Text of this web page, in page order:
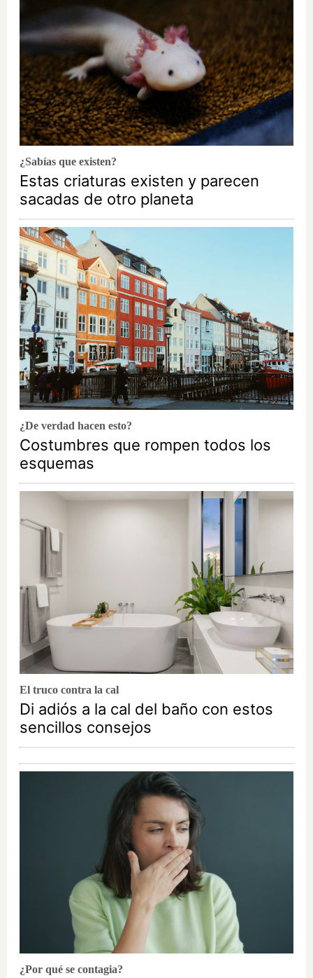
¿Sabías que existen?
Estas criaturas existen y parecen
sacadas de otro planeta
¿De verdad hacen esto?
Costumbres que rompen todos los
esquemas
El truco contra la cal
Di adiós a la cal del baño con estos
sencillos consejos
¿Por qué se contagia?